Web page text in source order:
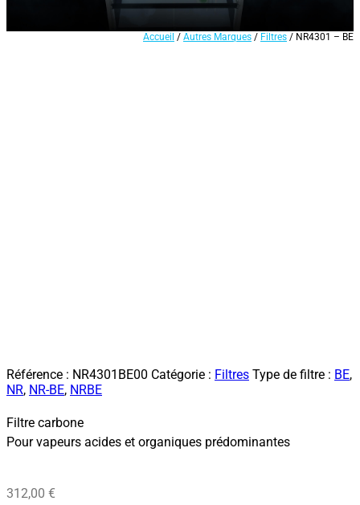
Accueil / Autres Marques / Filtres / NR4301 – BE
Référence : NR4301BE00 Catégorie : Filtres Type de filtre : BE,
NR, NR-BE, NRBE
Filtre carbone
Pour vapeurs acides et organiques prédominantes
312,00 €